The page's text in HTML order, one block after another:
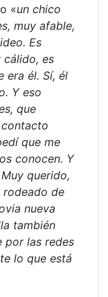
«un chico
muy afable,
Es
cálido, es
era él. Sí, él
Y eso
que
que me
conocen. Y
querido,
rodeado de
nueva
también
por las redes
lo que está